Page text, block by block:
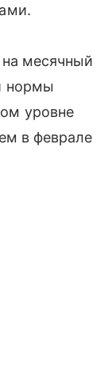
месячный
нормы
уровне
в феврале